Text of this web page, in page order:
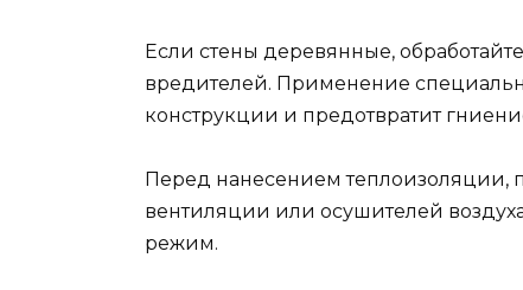
Если стены деревянные,
вредителей. Применение
конструкции и предотвратит
Перед нанесением теплоизоляции,
вентиляции или осушителей
режим.